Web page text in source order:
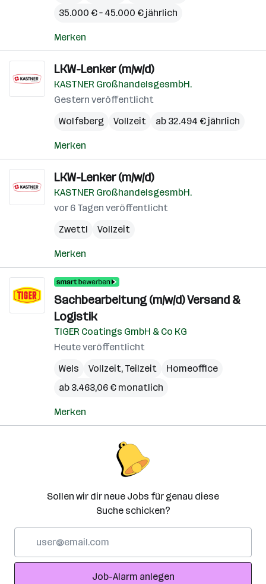
35.000 € – 45.000 € jährlich
Merken
LKW-Lenker (m/w/d)
KASTNER GroßhandelsgesmbH.
Gestern veröffentlicht
Wolfsberg
Vollzeit ab 32.494 € jährlich
Merken
LKW-Lenker (m/w/d)
KASTNER GroßhandelsgesmbH.
vor 6 Tagen veröffentlicht
Zwettl
Vollzeit
Merken
Sachbearbeitung (m/w/d) Versand &
Logistik
TIGER Coatings GmbH & Co KG
Heute veröffentlicht
Wels
Vollzeit, Teilzeit
Homeoffice
ab 3.463,06 € monatlich
Merken
Sollen wir dir neue Jobs für genau diese
Suche schicken?
Adresse
Job-Alarm anlegen